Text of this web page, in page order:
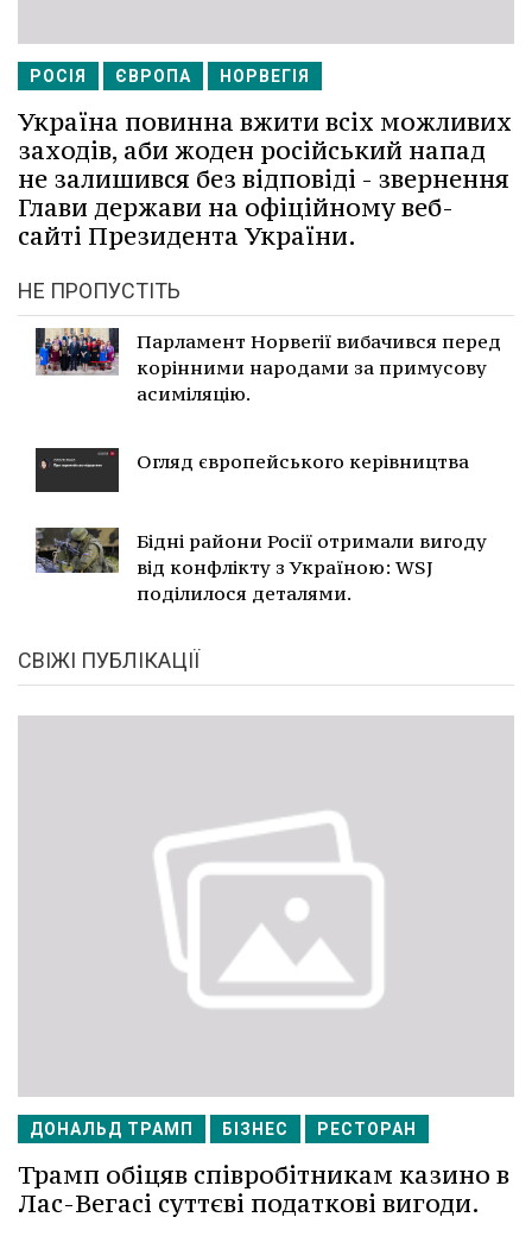
РОСІЯ ЄВРОПА НОРВЕГІЯ
Україна повинна вжити всіх можливих
заходів, аби жоден російський напад
не залишився без відповіді - звернення
Глави держави на офіційному веб-
сайті Президента України.
НЕ ПРОПУСТІТЬ
Парламент Норвегії вибачився перед
корінними народами за примусову
асиміляцію.
Огляд європейського керівництва
Бідні райони Росії отримали вигоду
від конфлікту з Україною: WSJ
поділилося деталями.
СВІЖІ ПУБЛІКАЦІЇ
ДОНАЛЬД ТРАМП БІЗНЕС РЕСТОРАН
Трамп обіцяв співробітникам казино в
Лас-Вегасі суттєві податкові вигоди.